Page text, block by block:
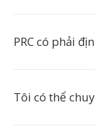
PRC có phải
Tôi có thể